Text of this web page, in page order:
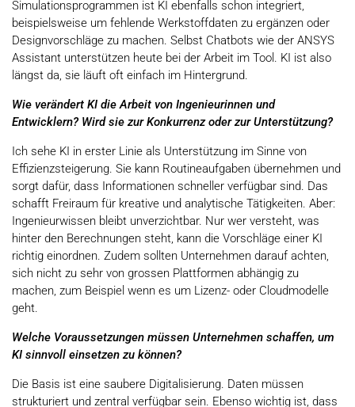
Simulationsprogrammen ist KI ebenfalls schon integriert,
beispielsweise um fehlende Werkstoffdaten zu ergänzen oder
Designvorschläge zu machen. Selbst Chatbots wie der ANSYS
Assistant unterstützen heute bei der Arbeit im Tool. KI ist also
längst da, sie läuft oft einfach im Hintergrund.
Wie verändert KI die Arbeit von Ingenieurinnen und
Entwicklern? Wird sie zur Konkurrenz oder zur Unterstützung?
Ich sehe KI in erster Linie als Unterstützung im Sinne von
Effizienzsteigerung. Sie kann Routineaufgaben übernehmen und
sorgt dafür, dass Informationen schneller verfügbar sind. Das
schafft Freiraum für kreative und analytische Tätigkeiten. Aber:
Ingenieurwissen bleibt unverzichtbar. Nur wer versteht, was
hinter den Berechnungen steht, kann die Vorschläge einer KI
richtig einordnen. Zudem sollten Unternehmen darauf achten,
sich nicht zu sehr von grossen Plattformen abhängig zu
machen, zum Beispiel wenn es um Lizenz- oder Cloudmodelle
geht.
Welche Voraussetzungen müssen Unternehmen schaffen, um
KI sinnvoll einsetzen zu können?
Die Basis ist eine saubere Digitalisierung. Daten müssen
strukturiert und zentral verfügbar sein. Ebenso wichtig ist, dass